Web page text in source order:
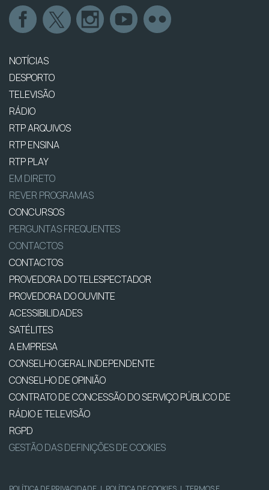
NOTÍCIAS
DESPORTO
TELEVISÃO
RÁDIO
RTP ARQUIVOS
RTP ENSINA
RTP PLAY
EM DIRETO
REVER PROGRAMAS
CONCURSOS
PERGUNTAS FREQUENTES
CONTACTOS
CONTACTOS
PROVEDORA DO TELESPECTADOR
PROVEDORA DO OUVINTE
ACESSIBILIDADES
SATÉLITES
A EMPRESA
CONSELHO GERAL INDEPENDENTE
CONSELHO DE OPINIÃO
CONTRATO DE CONCESSÃO DO SERVIÇO PÚBLICO DE
RÁDIO E TELEVISÃO
RGPD
GESTÃO DAS DEFINIÇÕES DE COOKIES